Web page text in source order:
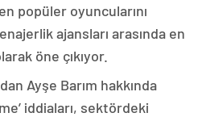
popüler oyuncularını
ajansları arasında en
öne çıkıyor.
Ayşe Barım hakkında
iddiaları, sektördeki